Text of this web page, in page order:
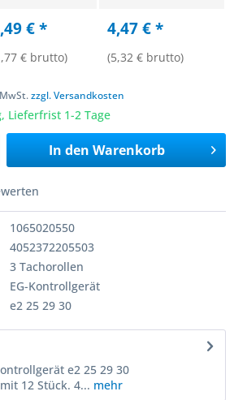
€ *
€ brutto)
4,47 € *
(5,32 € brutto)
zzgl. Versandkosten
Lieferfrist 1-2 Tage
In den Warenkorb
1065020550
4052372205503
3 Tachorollen
EG-Kontrollgerät
e2 25 29 30
e2 25 29 30
12 Stück. 4... mehr